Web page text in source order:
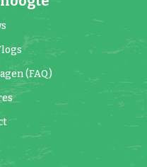
(FAQ)